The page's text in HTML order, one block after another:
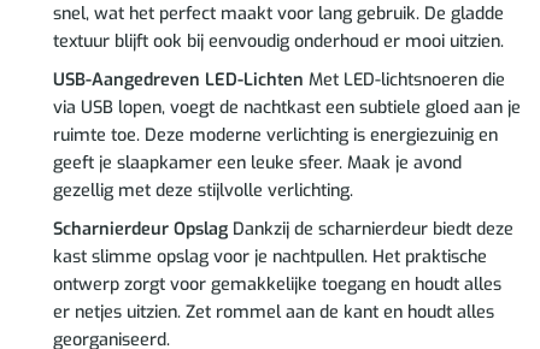
snel, wat het perfect maakt voor lang gebruik. De gladde
textuur blijft ook bij eenvoudig onderhoud er mooi uitzien.
USB-Aangedreven LED-Lichten Met LED-lichtsnoeren die
via USB lopen, voegt de nachtkast een subtiele gloed aan je
ruimte toe. Deze moderne verlichting is energiezuinig en
geeft je slaapkamer een leuke sfeer. Maak je avond
gezellig met deze stijlvolle verlichting.
Scharnierdeur OpslagDankzij de scharnierdeur biedt deze
kast slimme opslag voor je nachtpullen. Het praktische
ontwerp zorgt voor gemakkelijke toegang en houdt alles
er netjes uitzien. Zet rommel aan de kant en houdt alles
georganiseerd.